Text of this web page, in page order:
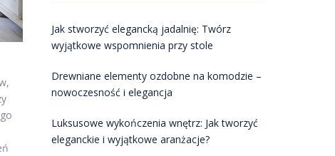
Jak stworzyć elegancką jadalnię: Twórz
wyjątkowe wspomnienia przy stole
Drewniane elementy ozdobne na komodzie –
nowoczesność i elegancja
Luksusowe wykończenia wnętrz: Jak tworzyć
eleganckie i wyjątkowe aranżacje?